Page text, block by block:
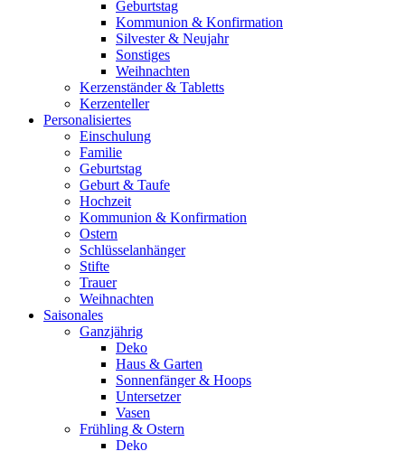
Geburtstag
Kommunion & Konfirmation
Silvester & Neujahr
Sonstiges
Weihnachten
Kerzenständer & Tabletts
Kerzenteller
Personalisiertes
Einschulung
Familie
Geburtstag
Geburt & Taufe
Hochzeit
Kommunion & Konfirmation
Ostern
Schlüsselanhänger
Stifte
Trauer
Weihnachten
Saisonales
Ganzjährig
Deko
Haus & Garten
Sonnenfänger & Hoops
Untersetzer
Vasen
Frühling & Ostern
Deko